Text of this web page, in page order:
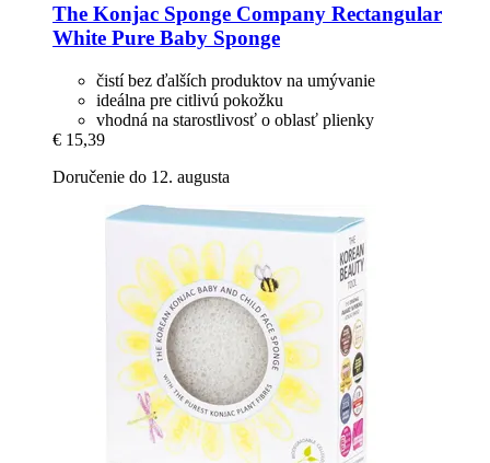
The Konjac Sponge Company Rectangular
White Pure Baby Sponge
čistí bez ďalších produktov na umývanie
ideálna pre citlivú pokožku
vhodná na starostlivosť o oblasť plienky
€ 15,39
Doručenie do 12. augusta